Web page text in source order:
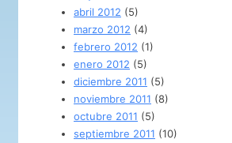
abril 2012 (5)
marzo 2012 (4)
febrero 2012 (1)
enero 2012 (5)
diciembre 2011 (5)
noviembre 2011 (8)
octubre 2011 (5)
septiembre 2011 (10)